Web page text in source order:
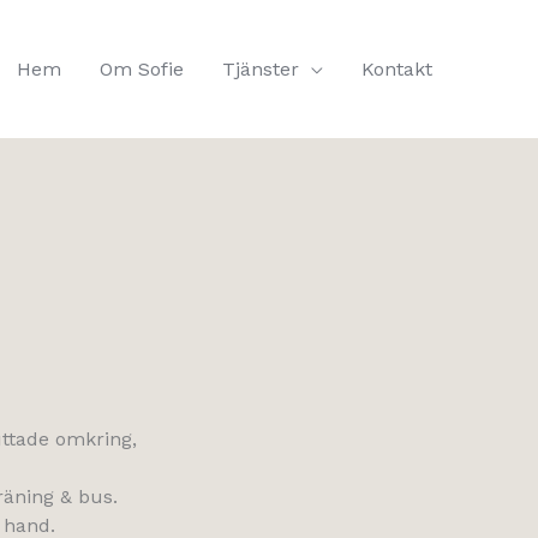
Hem Om Sofie Tjänster Kontakt
omkring,
& bus.